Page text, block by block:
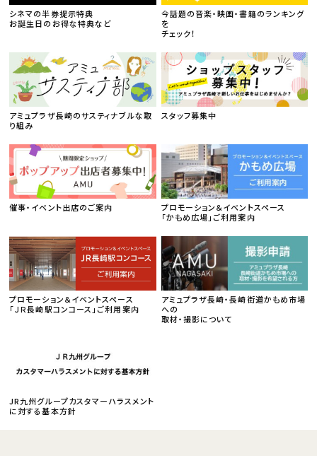
シネマの半券提示特典
お誕生日のお得な特典など
今話題の音楽・映画・書籍のランキング
を
チェック！
アミュプラザ長崎のサスティナブルな取
り組み
スタッフ募集中
催事・イベント出店のご案内
プロモーション＆イベントスペース
「かもめ広場」ご利用案内
プロモーション＆イベントスペース
「ＪＲ長崎駅コンコース」ご利用案内
アミュプラザ長崎・長崎街道かもめ市場
への
取材・撮影について
JR九州グループカスタマーハラスメント
に対する基本方針